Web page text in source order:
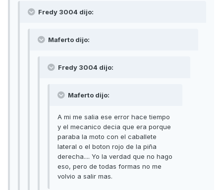
Fredy 3004 dijo:
Maferto dijo:
Fredy 3004 dijo:
Maferto dijo:
A mi me salia ese error hace tiempo
y el mecanico decia que era porque
paraba la moto con el caballete
lateral o el boton rojo de la piña
derecha.... Yo la verdad que no hago
eso, pero de todas formas no me
volvio a salir mas.